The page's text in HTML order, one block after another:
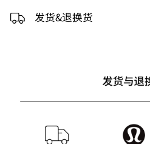
发货&退换货